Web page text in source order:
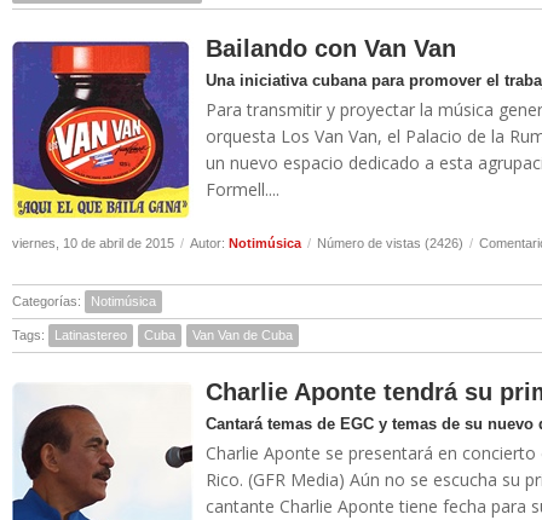
Bailando con Van Van
Una iniciativa cubana para promover el
Para transmitir y proyectar la música
orquesta Los Van Van, el Palacio de la
un nuevo espacio dedicado a esta
Formell....
viernes, 10 de abril de 2015 / Autor: Notimúsica / Número de vistas (2426) /
Categorías: Notimúsica
Tags: Latinastereo Cuba Van Van de Cuba
Charlie Aponte tendrá su
Cantará temas de EGC y temas de su nuevo
Charlie Aponte se presentará en
Rico. (GFR Media) Aún no se escucha su
cantante Charlie Aponte tiene fecha para